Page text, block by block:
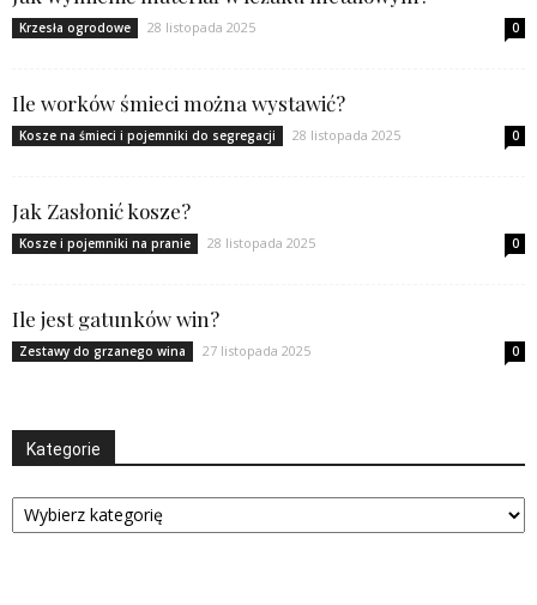
Krzesła ogrodowe 28 listopada 2025 0
Ile worków śmieci można wystawić?
Kosze na śmieci i pojemniki do segregacji 28 listopada 2025 0
Jak Zasłonić kosze?
Kosze i pojemniki na pranie 28 listopada 2025 0
Ile jest gatunków win?
Zestawy do grzanego wina 27 listopada 2025 0
Kategorie
Kategorie